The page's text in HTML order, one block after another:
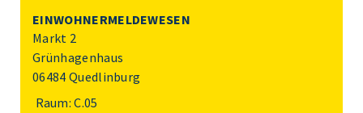
EINWOHNERMELDEWESEN
Markt 2
Grünhagenhaus
06484 Quedlinburg
Raum: C.05